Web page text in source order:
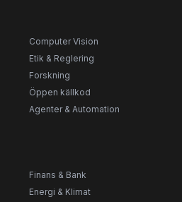
Computer Vision
Etik & Reglering
Forskning
Öppen källkod
Agenter & Automation
Finans & Bank
Energi & Klimat